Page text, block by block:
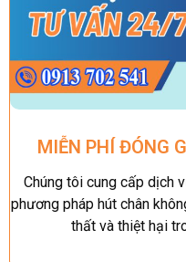
MIỄN PHÍ ĐÓNG
Chúng tôi cung cấp dịch
phương pháp hút chân
thất và thiệt hại